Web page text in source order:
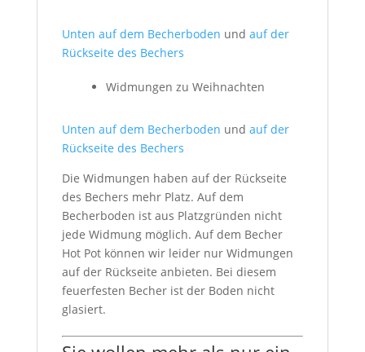
Unten auf dem Becherboden und auf der
Rückseite des Bechers
Widmungen zu Weihnachten
Unten auf dem Becherboden und auf der
Rückseite des Bechers
Die Widmungen haben auf der Rückseite
des Bechers mehr Platz. Auf dem
Becherboden ist aus Platzgründen nicht
jede Widmung möglich. Auf dem Becher
Hot Pot können wir leider nur Widmungen
auf der Rückseite anbieten. Bei diesem
feuerfesten Becher ist der Boden nicht
glasiert.